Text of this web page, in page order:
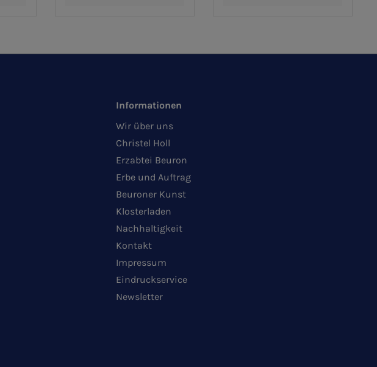
Informationen
Wir über uns
Christel Holl
Erzabtei Beuron
Erbe und Auftrag
Beuroner Kunst
Klosterladen
Nachhaltigkeit
Kontakt
Impressum
Eindruckservice
Newsletter